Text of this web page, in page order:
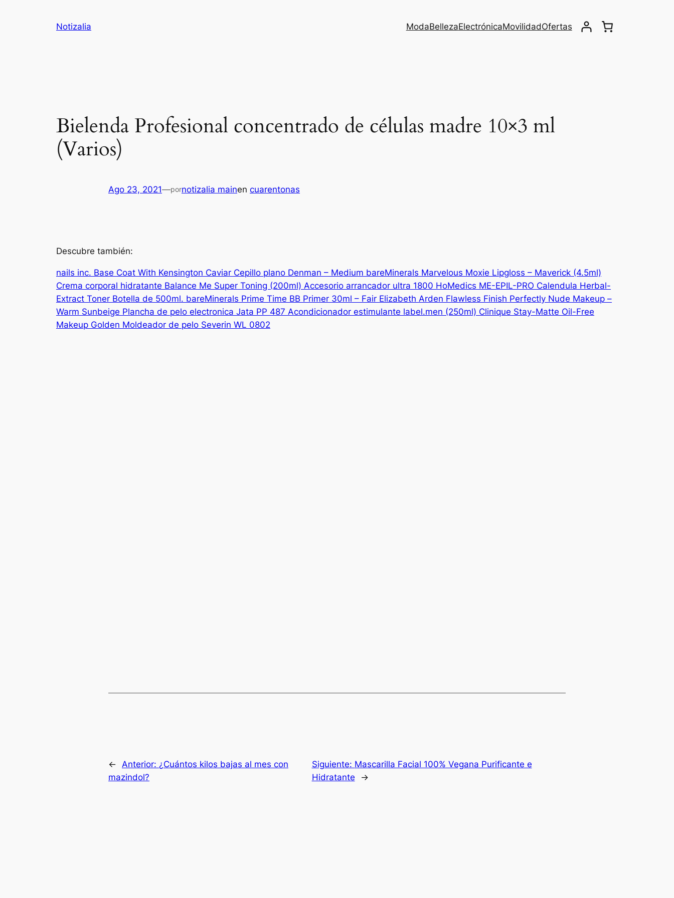
Notizalia ModaBellezaElectrónicaMovilidadOfertas
Bielenda Profesional concentrado de células madre 10×3 ml
(Varios)
Ago 23, 2021—pornotizalia mainen cuarentonas
Descubre también:
nails inc. Base Coat With Kensington Caviar Cepillo plano Denman – Medium bareMinerals Marvelous Moxie Lipgloss – Maverick (4.5ml)
Crema corporal hidratante Balance Me Super Toning (200ml) Accesorio arrancador ultra 1800 HoMedics ME-EPIL-PRO Calendula Herbal-
Extract Toner Botella de 500ml. bareMinerals Prime Time BB Primer 30ml – Fair Elizabeth Arden Flawless Finish Perfectly Nude Makeup –
Warm Sunbeige Plancha de pelo electronica Jata PP 487 Acondicionador estimulante label.men (250ml) Clinique Stay-Matte Oil-Free
Makeup Golden Moldeador de pelo Severin WL 0802
← Anterior: ¿Cuántos kilos bajas al mes con
mazindol?
Siguiente: Mascarilla Facial 100% Vegana Purificante e
Hidratante
→